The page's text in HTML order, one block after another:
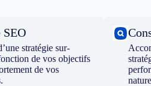
SEO
stratégie sur-
de vos objectifs
de vos